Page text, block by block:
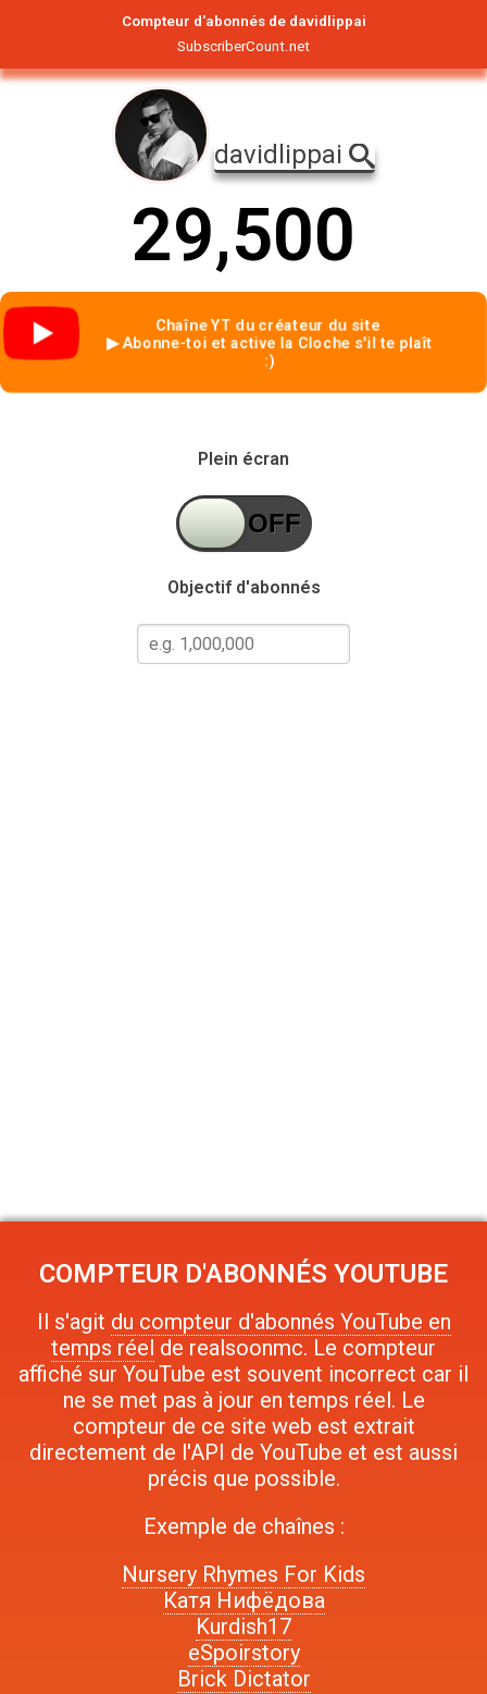
Compteur d'abonnés de davidlippai
SubscriberCount.net
davidlippai
29,500
Chaîne YT du créateur du site
▶ Abonne-toi et active la Cloche s'il te plaît
:)
Plein écran
Objectif d'abonnés
COMPTEUR D'ABONNÉS YOUTUBE
Il s'agit du compteur d'abonnés YouTube en
temps réel de realsoonmc. Le compteur
affiché sur YouTube est souvent incorrect car il
ne se met pas à jour en temps réel. Le
compteur de ce site web est extrait
directement de l'API de YouTube et est aussi
précis que possible.
Exemple de chaînes :
Nursery Rhymes For Kids
Катя Нифёдова
Kurdish17
eSpoirstory
Brick Dictator